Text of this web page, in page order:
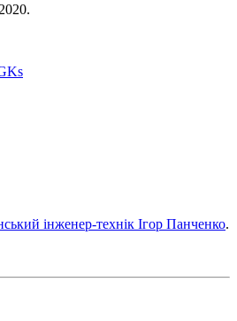
інженер-технік Ігор Панченко.